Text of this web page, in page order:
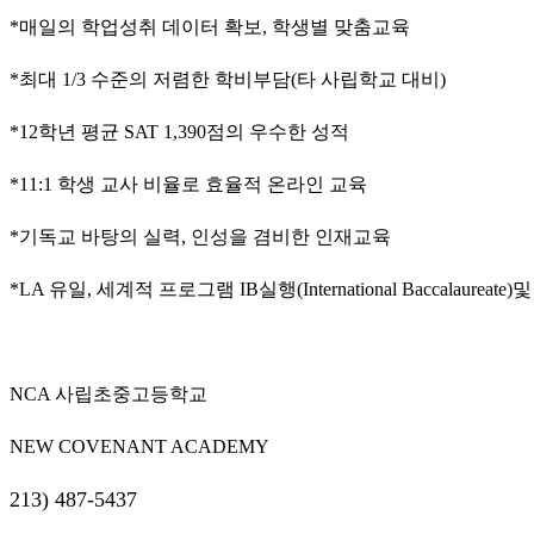
임
중
코
아
뉴
노
휴
트
*매일의 학업성취 데이터 확보 , 학생별 맞춤교육
*최대 1/3 수준의 저렴한 학비부담(타 사립학교 대비 )
*12학년 평균 SAT 1,390점의 우수한 성적
*11:1 학생 교사 비율로 효율적 온라인 교육
*기독교 바탕의 실력, 인성을 겸비한 인재교육
*LA 유일, 세계적 프로그램 IB실행(International Baccalaureate)및
NCA 사립초중고등학교
NEW COVENANT ACADEMY
213) 487-5437